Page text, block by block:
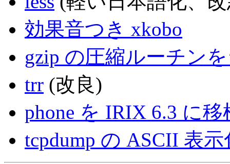
効果音つき xkobo
gzip の圧縮ルーチン
trr (改良)
phone を IRIX 6.3 に移
tcpdump の ASCII 表示